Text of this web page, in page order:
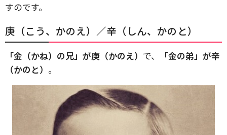
すのです。
庚（こう、かのえ）／辛（しん、かのと）
「金（かね）の兄」が庚（かのえ） で、
「金の弟」が辛
（かのと） 。